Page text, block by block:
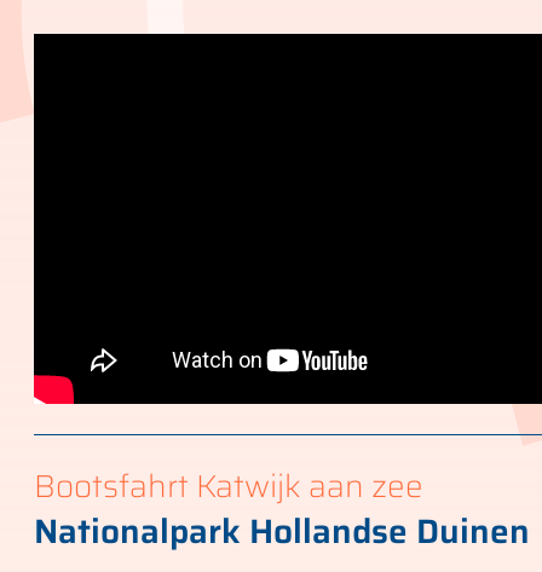
Bootsfahrt Katwijk aan zee
Nationalpark Hollandse Duinen